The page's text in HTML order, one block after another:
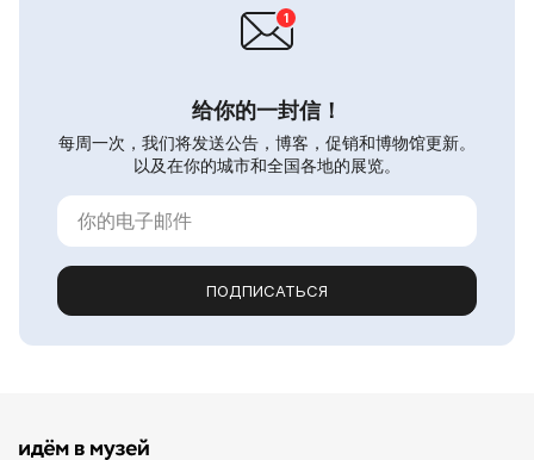
给你的一封信！
每周一次，我们将发送公告，博客，促销和博物馆更新。
以及在你的城市和全国各地的展览。
ПОДПИСАТЬСЯ